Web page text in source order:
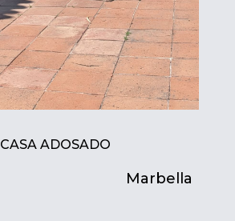
CASA ADOSADO
Marbella